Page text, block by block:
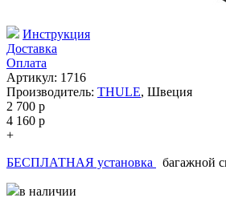
Инструкция
Доставка
Оплата
Артикул: 1716
Производитель: THULE, Швеция
2 700 p
4 160 p
+
БЕСПЛАТНАЯ установка
багажной
в наличии